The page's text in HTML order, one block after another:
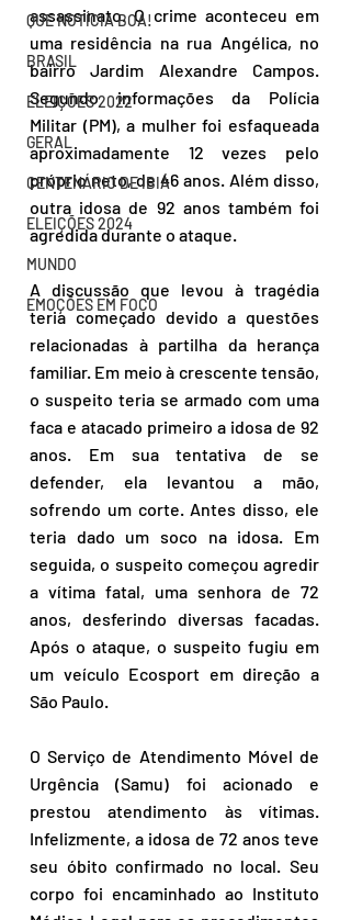
QUE NOTÍCIA BOA!
BRASIL
ELEIÇÕES 2022
GERAL
CENTENÁRIO DE IBIÁ
ELEIÇÕES 2024
MUNDO
EMOÇÕES EM FOCO
assassinato. O crime aconteceu em
uma residência na rua Angélica, no
bairro Jardim Alexandre Campos.
Segundo informações da Polícia
Militar (PM), a mulher foi esfaqueada
aproximadamente 12 vezes pelo
próprio neto, de 46 anos. Além disso,
outra idosa de 92 anos também foi
agredida durante o ataque.
A discussão que levou à tragédia
teria começado devido a questões
relacionadas à partilha da herança
familiar. Em meio à crescente tensão,
o suspeito teria se armado com uma
faca e atacado primeiro a idosa de 92
anos. Em sua tentativa de se
defender, ela levantou a mão,
sofrendo um corte. Antes disso, ele
teria dado um soco na idosa. Em
seguida, o suspeito começou agredir
a vítima fatal, uma senhora de 72
anos, desferindo diversas facadas.
Após o ataque, o suspeito fugiu em
um veículo Ecosport em direção a
São Paulo.
O Serviço de Atendimento Móvel de
Urgência (Samu) foi acionado e
prestou atendimento às vítimas.
Infelizmente, a idosa de 72 anos teve
seu óbito confirmado no local. Seu
corpo foi encaminhado ao Instituto